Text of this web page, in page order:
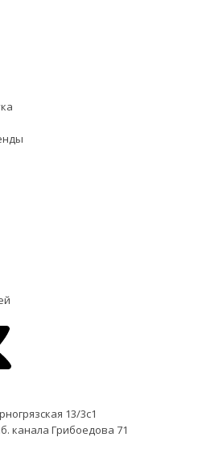
13/3с1
канала Грибоедова 71